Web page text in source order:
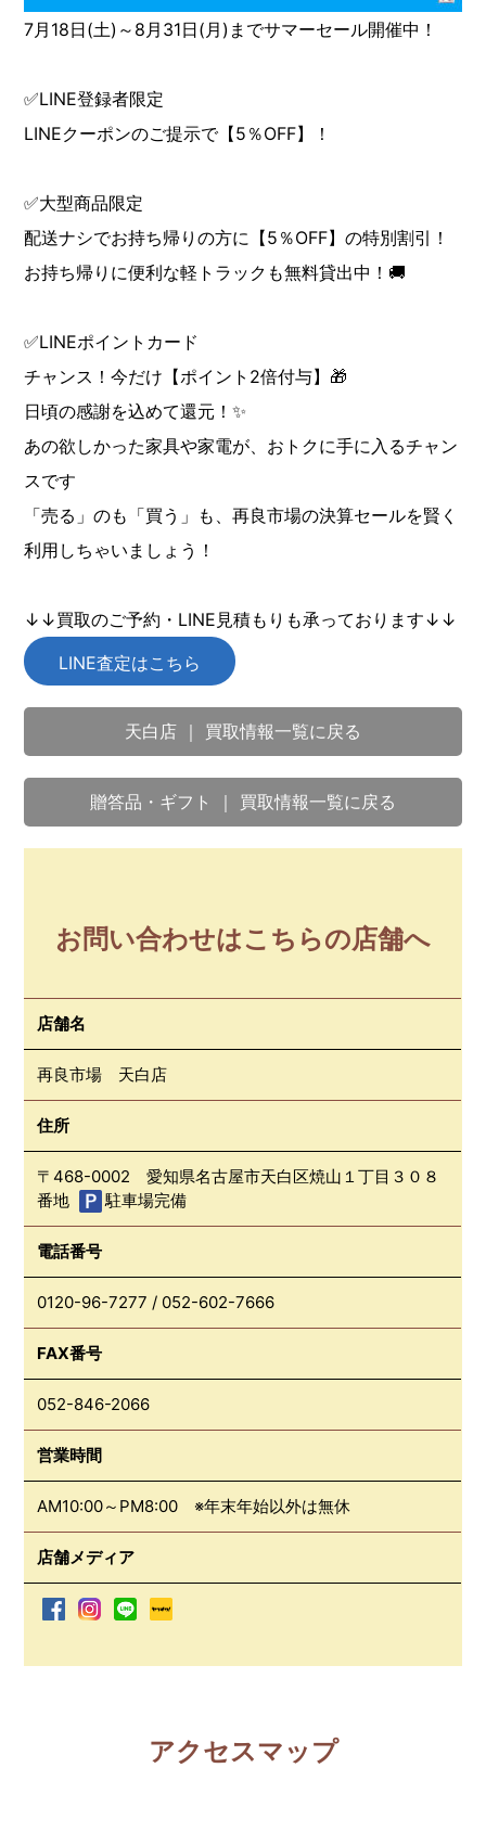
7月18日(土)～8月31日(月)までサマーセール開催中！
✅LINE登録者限定
LINEクーポンのご提示で【5％OFF】！
✅大型商品限定
配送ナシでお持ち帰りの方に【5％OFF】の特別割引！
お持ち帰りに便利な軽トラックも無料貸出中！🚚
✅LINEポイントカード
チャンス！今だけ【ポイント2倍付与】🎁
日頃の感謝を込めて還元！✨
あの欲しかった家具や家電が、おトクに手に入るチャン
スです
「売る」のも「買う」も、再良市場の決算セールを賢く
利用しちゃいましょう！
↓↓買取のご予約・LINE見積もりも承っております↓↓
LINE査定はこちら
天白店 ｜ 買取情報一覧に戻る
贈答品・ギフト ｜ 買取情報一覧に戻る
お問い合わせはこちらの店舗へ
店舗名
再良市場 天白店
住所
〒468-0002 愛知県名古屋市天白区焼山１丁目３０８
番地
駐車場完備
電話番号
0120-96-7277 / 052-602-7666
FAX番号
052-846-2066
営業時間
AM10:00～PM8:00 ※年末年始以外は無休
店舗メディア
アクセスマップ